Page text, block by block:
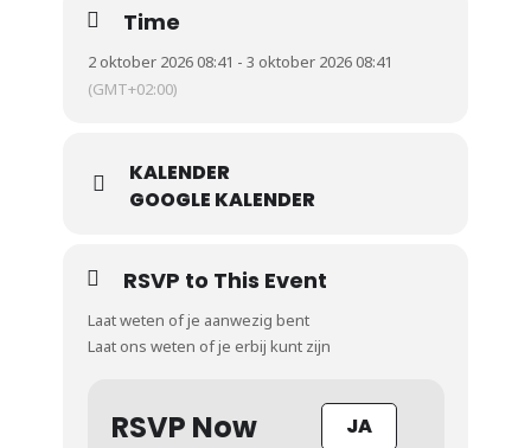
Time
2 oktober 2026 08:41 - 3 oktober 2026 08:41
(GMT+02:00)
KALENDER
GOOGLE KALENDER
RSVP to This Event
Laat weten of je aanwezig bent
Laat ons weten of je erbij kunt zijn
RSVP Now JA